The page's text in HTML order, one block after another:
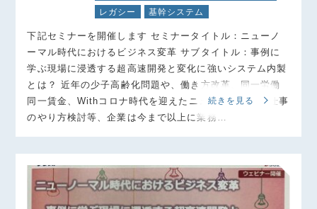
レガシー
基幹システム
下記セミナーを開催します セミナータイトル：ニューノ
ーマル時代におけるビジネス変革 サブタイトル：事例に
学ぶ現場に浸透する超高速開発と変化に強いシステム内製
とは？ 近年の少子高齢化問題や、働き方改革、同一労働
同一賃金、Withコロナ時代を迎えたニューノーマルな仕事
のやり方検討等、企業は今まで以上に業務…
続きを見る